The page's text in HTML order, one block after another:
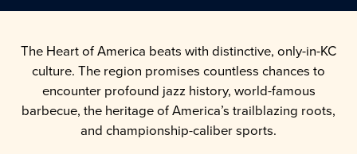
The Heart of America beats with distinctive, only-in-KC
culture. The region promises countless chances to
encounter profound jazz history, world-famous
barbecue, the heritage of America’s trailblazing roots,
and championship-caliber sports.